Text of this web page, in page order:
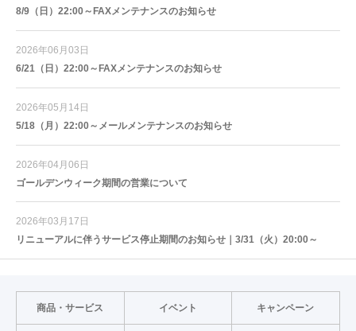
8/9（日）22:00～FAXメンテナンスのお知らせ
2026年06月03日
6/21（日）22:00～FAXメンテナンスのお知らせ
2026年05月14日
5/18（月）22:00～メールメンテナンスのお知らせ
2026年04月06日
ゴールデンウィーク期間の営業について
2026年03月17日
リニューアルに伴うサービス停止期間のお知らせ｜3/31（火）20:00～
商品・サービス イベント キャンペーン